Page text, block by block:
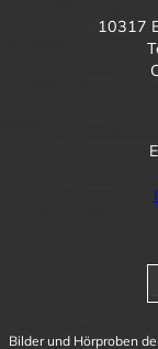
10317
Bilder und Hörproben